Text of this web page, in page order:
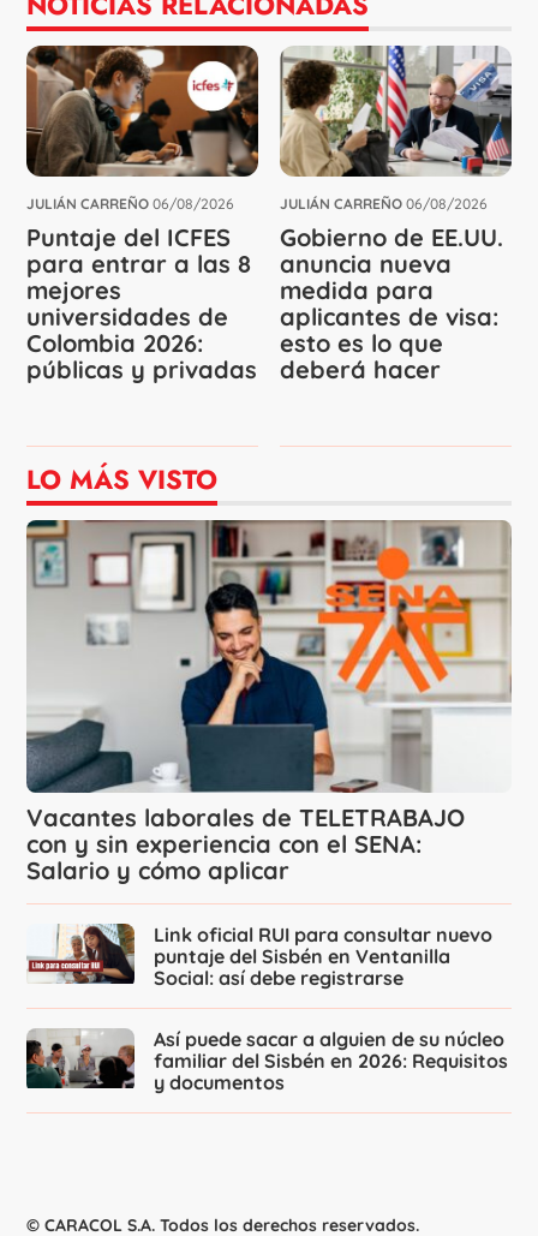
JULIÁN CARREÑO 06/08/2026
Puntaje del ICFES
para entrar a las 8
mejores
universidades de
Colombia 2026:
públicas y privadas
JULIÁN CARREÑO 06/08/2026
Gobierno de EE.UU.
anuncia nueva
medida para
aplicantes de visa:
esto es lo que
deberá hacer
LO MÁS VISTO
Vacantes laborales de TELETRABAJO
con y sin experiencia con el SENA:
Salario y cómo aplicar
Link oficial RUI para consultar nuevo
puntaje del Sisbén en Ventanilla
Social: así debe registrarse
Así puede sacar a alguien de su núcleo
familiar del Sisbén en 2026: Requisitos
y documentos
© CARACOL S.A. Todos los derechos reservados.